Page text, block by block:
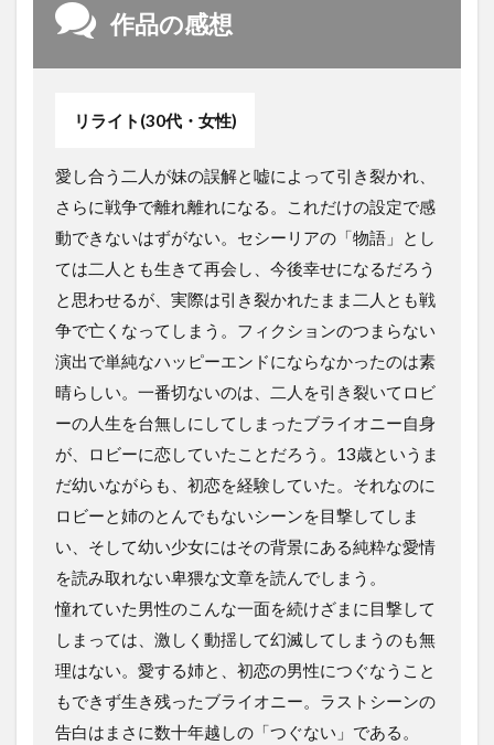
作品の感想
リライト(30代・女性)
愛し合う二人が妹の誤解と嘘によって引き裂かれ、
さらに戦争で離れ離れになる。これだけの設定で感
動できないはずがない。セシーリアの「物語」とし
ては二人とも生きて再会し、今後幸せになるだろう
と思わせるが、実際は引き裂かれたまま二人とも戦
争で亡くなってしまう。フィクションのつまらない
演出で単純なハッピーエンドにならなかったのは素
晴らしい。一番切ないのは、二人を引き裂いてロビ
ーの人生を台無しにしてしまったブライオニー自身
が、ロビーに恋していたことだろう。13歳というま
だ幼いながらも、初恋を経験していた。それなのに
ロビーと姉のとんでもないシーンを目撃してしま
い、そして幼い少女にはその背景にある純粋な愛情
を読み取れない卑猥な文章を読んでしまう。
憧れていた男性のこんな一面を続けざまに目撃して
しまっては、激しく動揺して幻滅してしまうのも無
理はない。愛する姉と、初恋の男性につぐなうこと
もできず生き残ったブライオニー。ラストシーンの
告白はまさに数十年越しの「つぐない」である。